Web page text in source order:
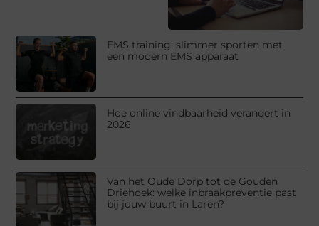
EMS training: slimmer sporten met
een modern EMS apparaat
Hoe online vindbaarheid verandert in
2026
Van het Oude Dorp tot de Gouden
Driehoek: welke inbraakpreventie past
bij jouw buurt in Laren?